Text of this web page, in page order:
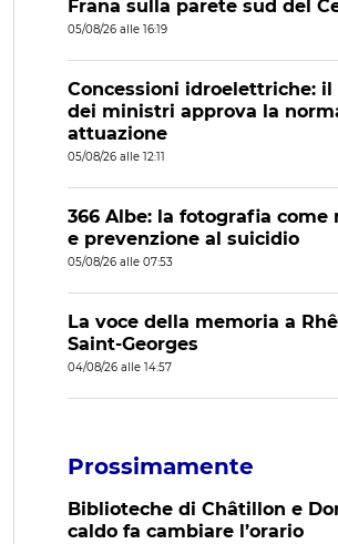
Frana sulla parete sud del
05/08/26 alle 16:19
Concessioni idroelettriche: il
dei ministri approva la
attuazione
05/08/26 alle 12:11
366 Albe: la fotografia come
e prevenzione al suicidio
05/08/26 alle 07:53
La voce della memoria a
Saint-Georges
04/08/26 alle 14:57
Prossimamente
Biblioteche di Châtillon e
caldo fa cambiare l’orario